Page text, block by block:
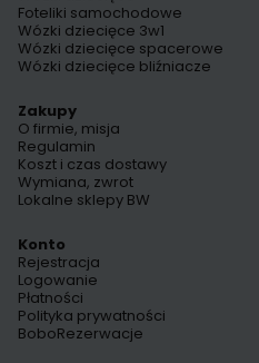
Foteliki samochodowe
Wózki dziecięce 3w1
Wózki dziecięce spacerowe
Wózki dziecięce bliźniacze
Zakupy
O firmie, misja
Regulamin
Koszt i czas dostawy
Wymiana, zwrot
Lokalne sklepy BW
Konto
Rejestracja
Logowanie
Płatności
Polityka prywatności
BoboRezerwacje